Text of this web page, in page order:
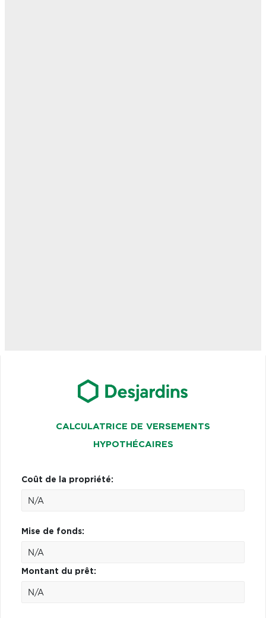
CALCULATRICE DE VERSEMENTS
HYPOTHÉCAIRES
Coût de la propriété:
Mise de fonds:
Montant du prêt: